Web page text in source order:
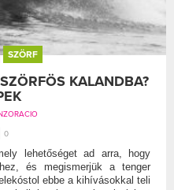
SZÖRF
KALANDBA?
0
lehetőséget ad arra, hogy
és megismerjük a tenger
ebbe a kihívásokkal teli